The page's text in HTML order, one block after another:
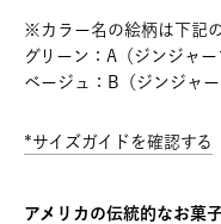
※カラー名の絵柄は下記の
グリーン：A（ジンジャー
ベージュ：B（ジンジャ
*サイズガイドを確認する
アメリカの伝統的なお菓